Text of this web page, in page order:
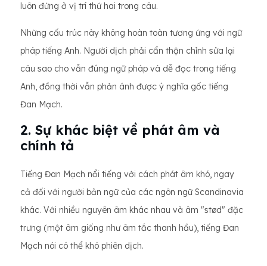
luôn đứng ở vị trí thứ hai trong câu.
Những cấu trúc này không hoàn toàn tương ứng với ngữ
pháp tiếng Anh. Người dịch phải cẩn thận chỉnh sửa lại
câu sao cho vẫn đúng ngữ pháp và dễ đọc trong tiếng
Anh, đồng thời vẫn phản ánh được ý nghĩa gốc tiếng
Đan Mạch.
2. Sự khác biệt về phát âm và
chính tả
Tiếng Đan Mạch nổi tiếng với cách phát âm khó, ngay
cả đối với người bản ngữ của các ngôn ngữ Scandinavia
khác. Với nhiều nguyên âm khác nhau và âm "stød" đặc
trưng (một âm giống như âm tắc thanh hầu), tiếng Đan
Mạch nói có thể khó phiên dịch.